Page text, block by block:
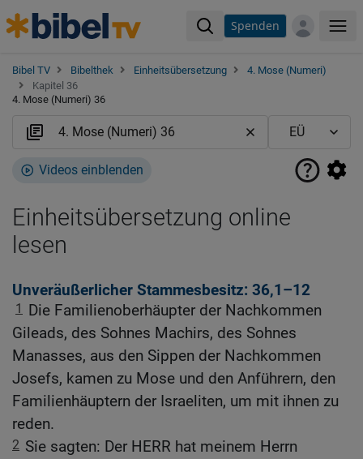
Spenden
Bibel TV Bibelthek Einheitsübersetzung
4. Mose (Numeri)
Kapitel 36
4. Mose (Numeri) 36
Videos einblenden
Einheitsübersetzung online
lesen
Unveräußerlicher Stammesbesitz: 36,1–12
1
Die Familienoberhäupter der Nachkommen
Gileads, des Sohnes Machirs, des Sohnes
Manasses, aus den Sippen der Nachkommen
Josefs, kamen zu Mose und den Anführern, den
Familienhäuptern der Israeliten, um mit ihnen zu
reden.
2 Sie sagten: Der HERR hat meinem Herrn